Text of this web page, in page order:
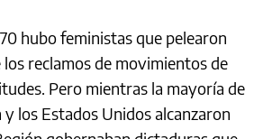
hubo feministas que pelearon
los reclamos de movimientos de
Pero mientras la mayoría de
y los Estados Unidos alcanzaron